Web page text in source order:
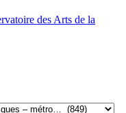
des Arts de la